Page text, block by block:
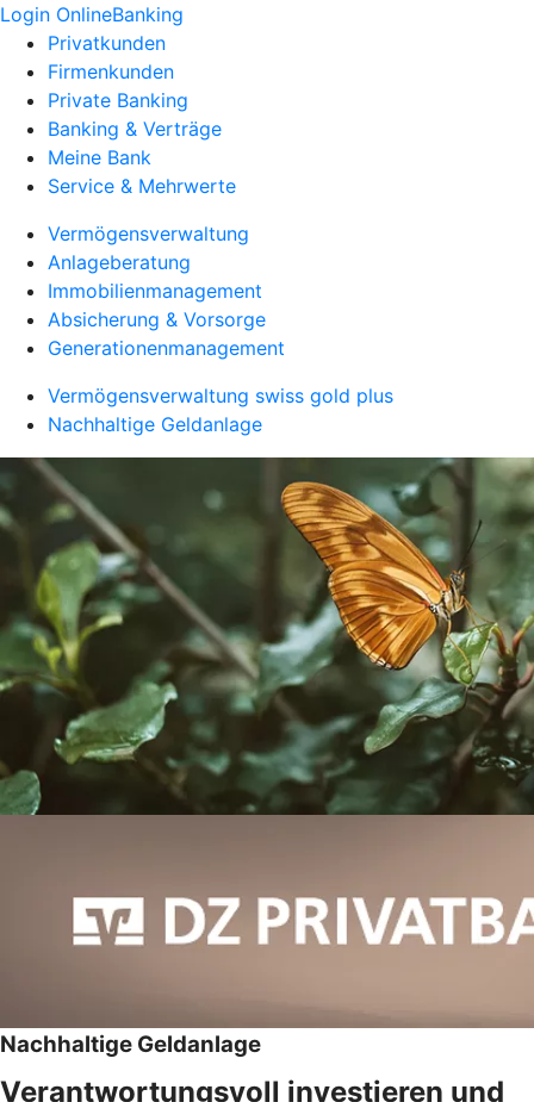
Login OnlineBanking
Privatkunden
Firmenkunden
Private Banking
Banking & Verträge
Meine Bank
Service & Mehrwerte
Vermögensverwaltung
Anlageberatung
Immobilienmanagement
Absicherung & Vorsorge
Generationenmanagement
Vermögensverwaltung swiss gold plus
Nachhaltige Geldanlage
Nachhaltige Geldanlage
Verantwortungsvoll investieren und